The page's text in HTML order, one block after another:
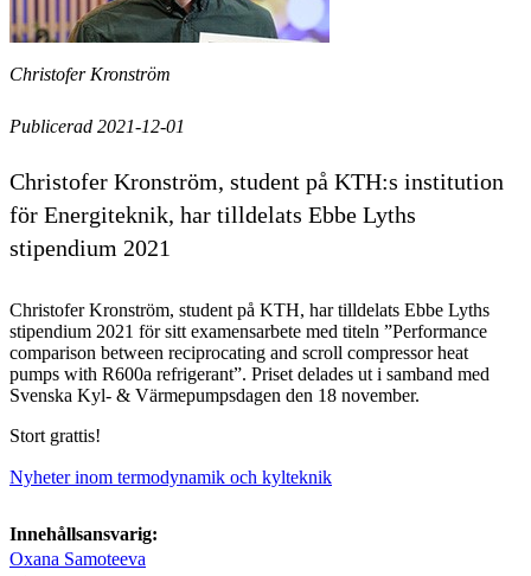
Christofer Kronström
Publicerad 2021-12-01
Christofer Kronström, student på KTH:s institution
för Energiteknik, har tilldelats Ebbe Lyths
stipendium 2021
Christofer Kronström, student på KTH, har tilldelats Ebbe Lyths
stipendium 2021 för sitt examensarbete med titeln ”Performance
comparison between reciprocating and scroll compressor heat
pumps with R600a refrigerant”. Priset delades ut i samband med
Svenska Kyl- & Värmepumpsdagen den 18 november.
Stort grattis!
Nyheter inom termodynamik och kylteknik
Innehållsansvarig:
Oxana Samoteeva